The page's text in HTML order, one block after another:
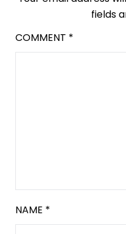
fields
COMMENT *
NAME *